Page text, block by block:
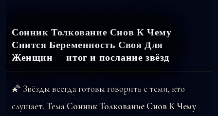
Сонник Толкование Снов К Чему
Снится Беременность Своя Для
Женщин — итог и послание звёзд
🌠 Звёзды всегда готовы говорить с теми, кто
слушает. Тема Сонник Толкование Снов К Чему